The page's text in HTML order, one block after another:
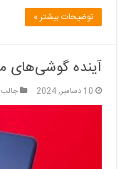
توضیحات بیشتر »
آینده گوشی‌های
10 دسامبر, 2024